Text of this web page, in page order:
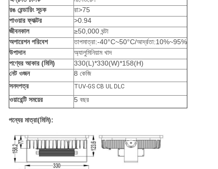
রঙ রেন্ডারিং সূচক
রা>75
পাওয়ার ফ্যাক্টর
>0.94
জীবনকাল
≥50,000 ঘন্টা
অপারেশন পরিবেশ
তাপমাত্রা:-40°C~50°C/আর্দ্রতা:10%~95%
উপাদান
অ্যালুমিনিয়াম খাদ
পণ্যের আকার (মিমি)
330(L)*330(W)*158(H)
নেট ওজন
8 কেজি
সনদপত্র
TUV-GS CB UL DLC
ওয়ারেন্টি সময়ের 5 বছর
পন্যের মাত্রা(মিমি):